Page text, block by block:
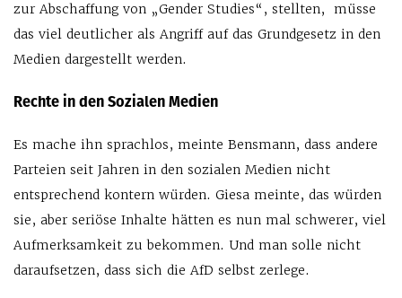
zur Abschaffung von „Gender Studies“, stellten, müsse
das viel deutlicher als Angriff auf das Grundgesetz in den
Medien dargestellt werden.
Rechte in den Sozialen Medien
Es mache ihn sprachlos, meinte Bensmann, dass andere
Parteien seit Jahren in den sozialen Medien nicht
entsprechend kontern würden. Giesa meinte, das würden
sie, aber seriöse Inhalte hätten es nun mal schwerer, viel
Aufmerksamkeit zu bekommen. Und man solle nicht
daraufsetzen, dass sich die AfD selbst zerlege.